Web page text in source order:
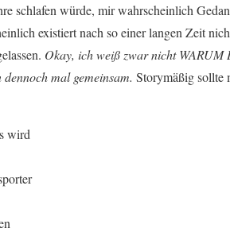
schlafen würde, mir wahrscheinlich
existiert nach so einer langen Zeit
Okay, ich weiß zwar nicht
mal gemeinsam. Storymäßig sollte
wird